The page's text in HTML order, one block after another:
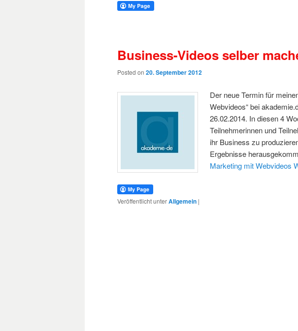
Business-Videos selber
Posted on 20. September 2012
Der neue Termin für
Webvideos“ bei
26.02.2014. In diesen 4
Teilnehmerinnen und
ihr Business zu
Ergebnisse
Marketing mit Webvideos
Veröffentlicht unterAllgemein |